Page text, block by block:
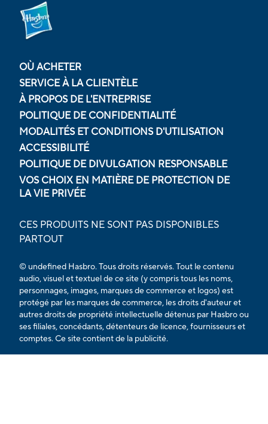
OÙ ACHETER
SERVICE À LA CLIENTÈLE
À PROPOS DE L'ENTREPRISE
POLITIQUE DE CONFIDENTIALITÉ
MODALITÉS ET CONDITIONS D'UTILISATION
ACCESSIBILITÉ
POLITIQUE DE DIVULGATION RESPONSABLE
VOS CHOIX EN MATIÈRE DE PROTECTION DE
LA VIE PRIVÉE
CES PRODUITS NE SONT PAS DISPONIBLES
PARTOUT
© undefined Hasbro. Tous droits réservés. Tout le contenu
audio, visuel et textuel de ce site (y compris tous les noms,
personnages, images, marques de commerce et logos) est
protégé par les marques de commerce, les droits d'auteur et
autres droits de propriété intellectuelle détenus par Hasbro ou
ses filiales, concédants, détenteurs de licence, fournisseurs et
comptes. Ce site contient de la publicité.